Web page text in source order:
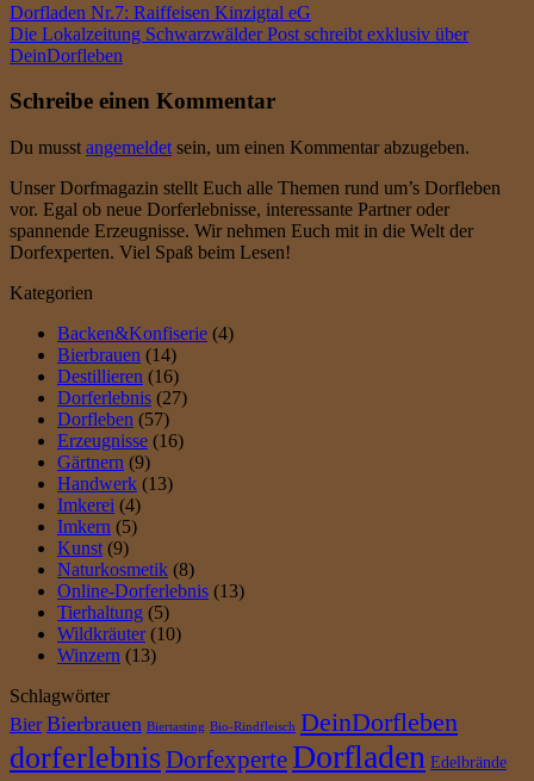
Dorfladen Nr.7: Raiffeisen Kinzigtal eG
Die Lokalzeitung Schwarzwälder Post schreibt exklusiv über
DeinDorfleben
Schreibe einen Kommentar
Du musst angemeldet sein, um einen Kommentar abzugeben.
Unser Dorfmagazin stellt Euch alle Themen rund um’s Dorfleben
vor. Egal ob neue Dorferlebnisse, interessante Partner oder
spannende Erzeugnisse. Wir nehmen Euch mit in die Welt der
Dorfexperten. Viel Spaß beim Lesen!
Kategorien
Backen&Konfiserie (4)
Bierbrauen (14)
Destillieren (16)
Dorferlebnis (27)
Dorfleben (57)
Erzeugnisse (16)
Gärtnern (9)
Handwerk (13)
Imkerei (4)
Imkern (5)
Kunst (9)
Naturkosmetik (8)
Online-Dorferlebnis (13)
Tierhaltung (5)
Wildkräuter(10)
Winzern (13)
Schlagwörter
Bier Bierbrauen Biertasting Bio-Rindfleisch DeinDorfleben
dorferlebnisDorfexperteDorfladen Edelbrände